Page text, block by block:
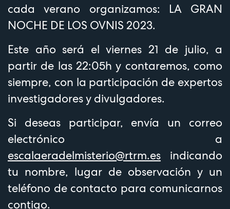
cada verano organizamos: LA GRAN
NOCHE DE LOS OVNIS 2023.
Este año será el viernes 21 de julio, a
partir de las 22:05h y contaremos, como
siempre, con la participación de expertos
investigadores y divulgadores.
Si deseas participar, envía un correo
electrónico a
escalaeradelmisterio@rtrm.es indicando
tu nombre, lugar de observación y un
teléfono de contacto para comunicarnos
contigo.